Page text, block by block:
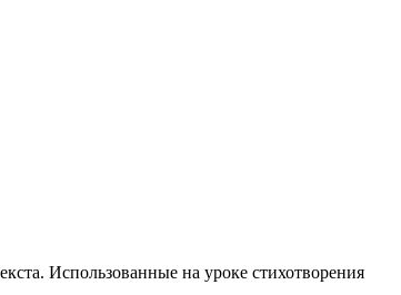
Использованные на уроке стихотворения